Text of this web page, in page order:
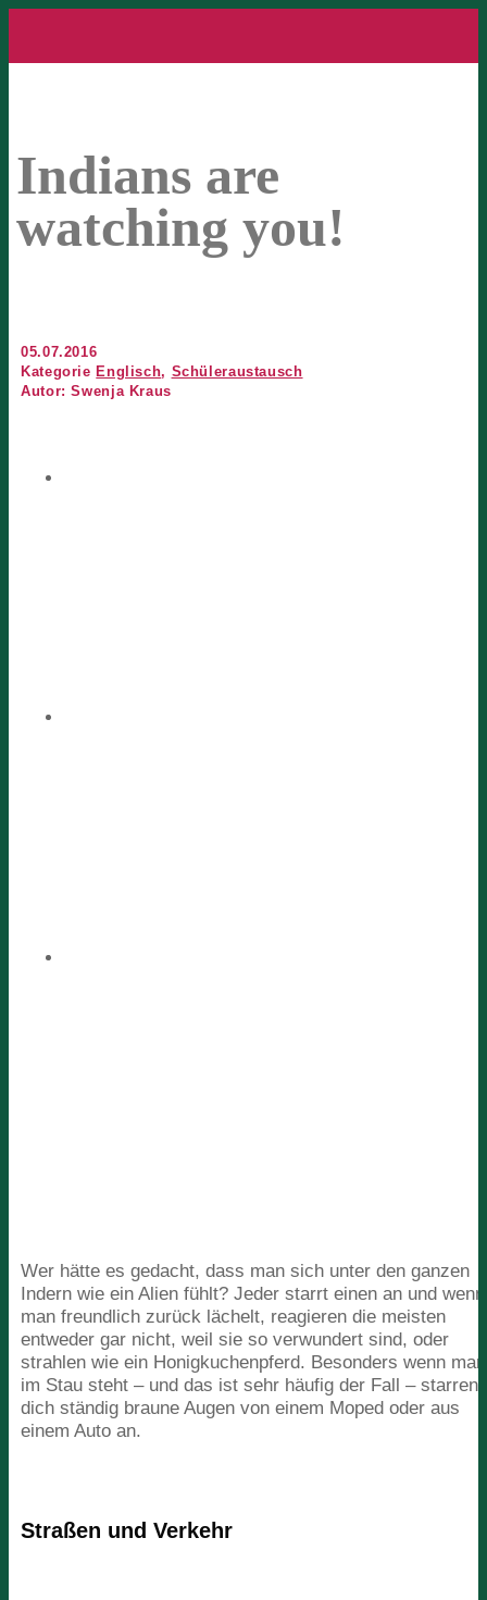
Indians are
watching you!
05.07.2016
Kategorie Englisch, Schüleraustausch
Autor: Swenja Kraus
Wer hätte es gedacht, dass man sich unter den ganzen
Indern wie ein Alien fühlt? Jeder starrt einen an und wenn
man freundlich zurück lächelt, reagieren die meisten
entweder gar nicht, weil sie so verwundert sind, oder
strahlen wie ein Honigkuchenpferd. Besonders wenn man
im Stau steht – und das ist sehr häufig der Fall – starren
dich ständig braune Augen von einem Moped oder aus
einem Auto an.
Straßen und Verkehr